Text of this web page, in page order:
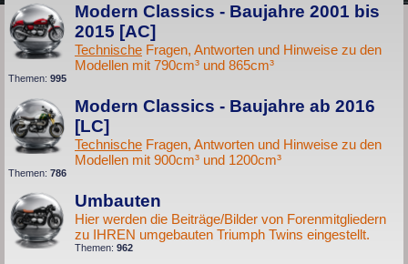
Modern Classics - Baujahre 2001 bis
2015 [AC]
Technische Fragen, Antworten und Hinweise zu den
Modellen mit 790cm³ und 865cm³
Themen: 995
Modern Classics - Baujahre ab 2016
[LC]
Technische Fragen, Antworten und Hinweise zu den
Modellen mit 900cm³ und 1200cm³
Themen: 786
Umbauten
Hier werden die Beiträge/Bilder von Forenmitgliedern
zu IHREN umgebauten Triumph Twins eingestellt.
Themen: 962